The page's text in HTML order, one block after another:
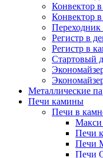
Конвектор
Конвектор
Регистр в
Регистр в
Стартовый
Металлические
Печи камины
Печи в
Макси
Печи
Печи
Печи